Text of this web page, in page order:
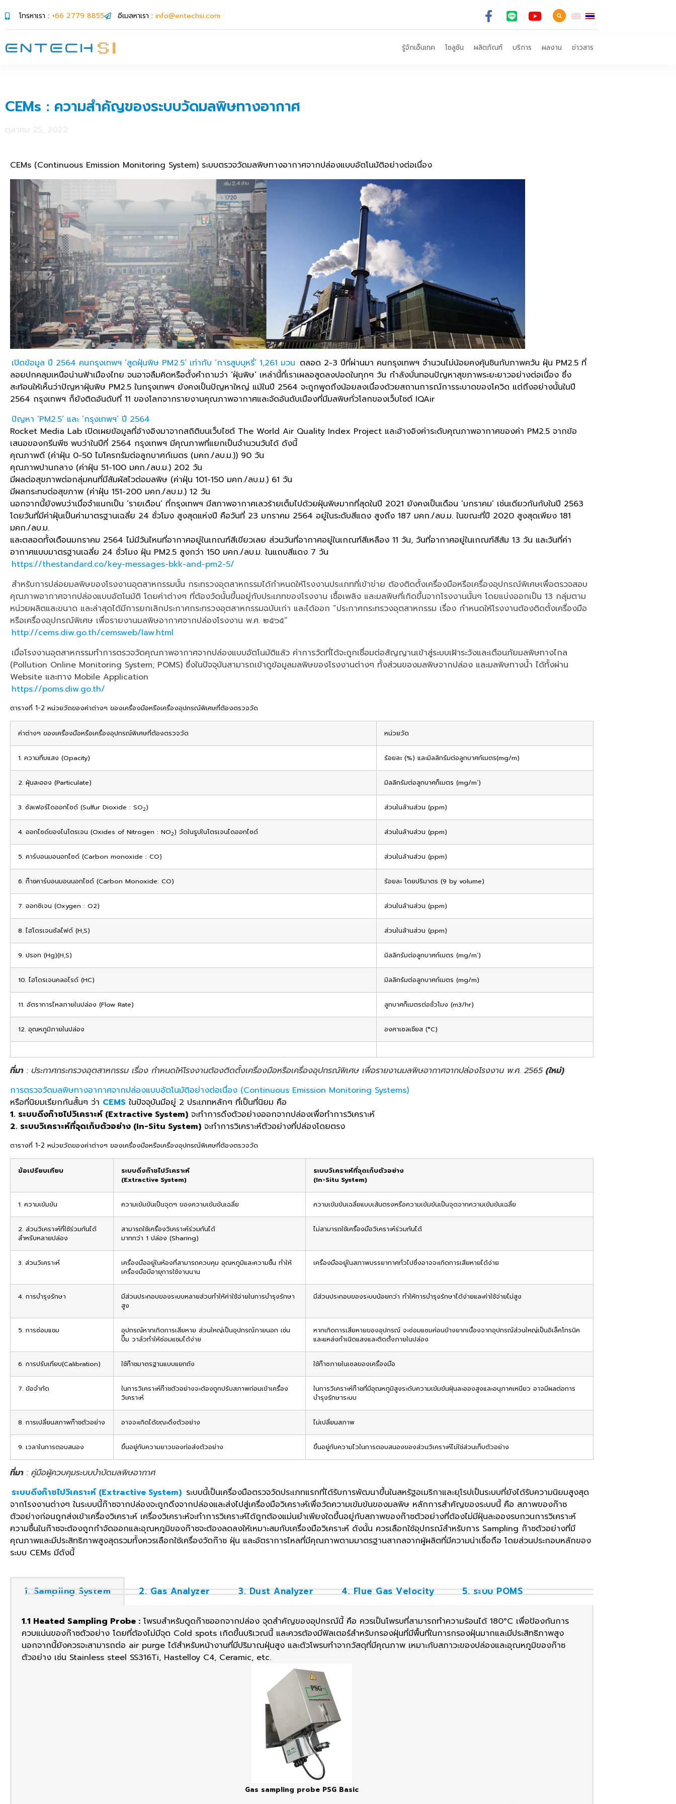
โทรหาเรา : +66 2779 8855 อีเมลหาเรา : info@entechsi.com
รู้จักเอ็นเทค โซลูชัน ผลิตภัณฑ์ บริการ ผลงาน ข่าวสาร
CEMs : ความสำคัญของระบบวัดมลพิษทางอากาศ
ตุลาคม 25, 2022
CEMs (Continuous Emission Monitoring System) ระบบตรวจวัดมลพิษทางอากาศจากปล่องแบบอัตโนมัติอย่างต่อเนื่อง
เปิดข้อมูล ปี 2564 คนกรุงเทพฯ ‘สูดฝุ่นพิษ PM2.5’ เท่ากับ ‘การสูบบุหรี่’ 1,261 มวน ตลอด 2-3 ปีที่ผ่านมา คนกรุงเทพฯ จำนวนไม่น้อยคงคุ้นชินกับภาพควัน ฝุ่น PM2.5 ที่
ลอยปกคลุมเหนือน่านฟ้าเมืองไทย จนอาจลืมคิดหรือตั้งคำถามว่า ‘ฝุ่นพิษ’ เหล่านี้ที่เราเผลอสูดลงปอดในทุกๆ วัน กำลังบั่นทอนปัญหาสุขภาพระยะยาวอย่างต่อเนื่อง ซึ่ง
สะท้อนให้เห็นว่าปัญหาฝุ่นพิษ PM2.5 ในกรุงเทพฯ ยังคงเป็นปัญหาใหญ่ แม้ในปี 2564 จะถูกพูดถึงน้อยลงเนื่องด้วยสถานการณ์การระบาดของโควิด แต่ถึงอย่างนั้นในปี
2564 กรุงเทพฯ ก็ยังติดอันดับที่ 11 ของโลกจากรายงานคุณภาพอากาศและจัดอันดับเมืองที่มีมลพิษทั่วโลกของเว็บไซต์ IQAir
ปัญหา ‘PM2.5’ และ ‘กรุงเทพฯ’ ปี 2564
Rocket Media Lab เปิดเผยข้อมูลที่อ้างอิงมาจากสถิติบนเว็บไซต์ The World Air Quality Index Project และอ้างอิงค่าระดับคุณภาพอากาศของค่า PM2.5 จากข้อ
เสนอของกรีนพีซ พบว่าในปีที่ 2564 กรุงเทพฯ มีคุณภาพที่แยกเป็นจำนวนวันได้ ดังนี้
คุณภาพดี (ค่าฝุ่น 0-50 ไมโครกรัมต่อลูกบาศก์เมตร (มคก./ลบ.ม.)) 90 วัน
คุณภาพปานกลาง (ค่าฝุ่น 51-100 มคก./ลบ.ม.) 202 วัน
มีผลต่อสุขภาพต่อกลุ่มคนที่มีสัมผัสไวต่อมลพิษ (ค่าฝุ่น 101-150 มคก./ลบ.ม.) 61 วัน
มีผลกระทบต่อสุขภาพ (ค่าฝุ่น 151-200 มคก./ลบ.ม.) 12 วัน
นอกจากนี้ยังพบว่าเมื่อจำแนกเป็น ‘รายเดือน’ ที่กรุงเทพฯ มีสภาพอากาศเลวร้ายเต็มไปด้วยฝุ่นพิษมากที่สุดในปี 2021 ยังคงเป็นเดือน ‘มกราคม’ เช่นเดียวกันกับในปี 2563
โดยวันที่มีค่าฝุ่นเป็นค่ามาตรฐานเฉลี่ย 24 ชั่วโมง สูงสุดแห่งปี คือวันที่ 23 มกราคม 2564 อยู่ในระดับสีแดง สูงถึง 187 มคก./ลบ.ม. ในขณะที่ปี 2020 สูงสุดเพียง 181
มคก./ลบ.ม.
และตลอดทั้งเดือนมกราคม 2564 ไม่มีวันไหนที่อากาศอยู่ในเกณฑ์สีเขียวเลย ส่วนวันที่อากาศอยู่ในเกณฑ์สีเหลือง 11 วัน, วันที่อากาศอยู่ในเกณฑ์สีส้ม 13 วัน และวันที่ค่า
อากาศแบบมาตรฐานเฉลี่ย 24 ชั่วโมง ฝุ่น PM2.5 สูงกว่า 150 มคก./ลบ.ม. ในแถบสีแดง 7 วัน
https://thestandard.co/key-messages-bkk-and-pm2-5/
สำหรับการปล่อยมลพิษของโรงงานอุตสาหกรรมนั้น กระทรวงอุตสาหกรรมได้กำหนดให้โรงงานประเภทที่เข้าข่าย ต้องติดตั้งเครื่องมือหรือเครื่องอุปกรณ์พิเศษเพื่อตรวจสอบ
คุณภาพอากาศจากปล่องแบบอัตโนมัติ โดยค่าต่างๆ ที่ต้องวัดนั้นขึ้นอยู่กับประเภทของโรงงาน เชื้อเพลิง และมลพิษที่เกิดขึ้นจากโรงงานนั้นๆ โดยแบ่งออกเป็น 13 กลุ่มตาม
หน่วยผลิตและขนาด และล่าสุดได้มีการยกเลิกประกาศกระทรวงอุตสาหกรรมฉบับเก่า และได้ออก “ประกาศกระทรวงอุตสาหกรรม เรื่อง กำหนดให้โรงงานต้องติดตั้งเครื่องมือ
หรือเครื่องอุปกรณ์พิเศษ เพื่อรายงานมลพิษอากาศจากปล่องโรงงาน พ.ศ. ๒๕๖๕”
http://cems.diw.go.th/cemsweb/law.html
เมื่อโรงงานอุตสาหกรรมทำการตรวจวัดคุณภาพอากาศจากปล่องแบบอัตโนมัติแล้ว ค่าการวัดที่ได้จะถูกเชื่อมต่อสัญญานเข้าสู่ระบบเฝ้าระวังและเตือนภัยมลพิษทางไกล
(Pollution Online Monitoring System; POMS) ซึ่งในปัจจุบันสามารถเข้าดูข้อมูลมลพิษของโรงงานต่างๆ ทั้งส่วนของมลพิษจากปล่อง และมลพิษทางน้ำ ได้ทั้งผ่าน
Website และทาง Mobile Application
https://poms.diw.go.th/
ตารางที่ 1-2 หน่วยวัดของค่าต่างๆ ของเครื่องมือหรือเครื่องอุปกรณ์พิเศษที่ต้องตรวจวัด
ค่าต่างๆ ของเครื่องมือหรือเครื่องอุปกรณ์พิเศษที่ต้องตรวจวัด หน่วยวัด
1. ความทึบแสง (Opacity) ร้อยละ (%) และมิลลิกรัมต่อลูกบาศก์เมตร(mg/m)
2. ฝุ่นละออง (Particulate) มิลลิกรัมต่อลูกบาศก็เมตร (mg/m’)
3. ซัลเฟอร์ไดออกไซด์ (Sulfur Dioxide : SO2) ส่วนในล้านส่วน (ppm)
4. ออกไซด์ของไนโตรเจน (Oxides of Nitrogen : NO2) วัดในรูปในโตรเจนไดออกไซด์ ส่วนในล้านส่วน (ppm)
5. คาร์บอนมอนอกไซด์ (Carbon monoxide : CO) ส่วนในล้านส่วน (ppm)
6. ก๊าชคาร์บอนมอนนอกไซด์ (Carbon Monoxide: CO) ร้อยละ โดยปริมาตร (9 by volume)
7. ออกซิเจน (Oxygen : O2) ส่วนในล้านส่วน (ppm)
8. ไฮโดรเจนซัลไฟด์ (H,S) ส่วนในล้านส่วน (ppm)
9. ปรอท (Hg)(H,S) มิลลิกรัมต่อลูกบาศก์เมตร (mg/m’)
10. ไฮโดรเจนคลอไรด์ (HC) มิลลิกรัมต่อลูกบาศก์เมตร (mg/m)
11. อัตราการไหลภายในปล่อง (Flow Rate) ลูกบาศก็เมตรต่อชั่วโมง (m3/hr)
12. อุณหภูมิภายในปล่อง องศาเซลเชียส (°C)
ที่มา : ประกาศกระทรวงอุตสาหกรรม เรื่อง กำหนดให้โรงงานต้องติดตั้งเครื่องมือหรือเครื่องอุปกรณ์พิเศษ เพื่อรายงานมลพิษอากาศจากปล่องโรงงาน พ.ศ. 2565 (ใหม่)
การตรวจวัดมลพิษทางอากาศจากปล่องแบบอัตโนมัติอย่างต่อเนื่อง (Continuous Emission Monitoring Systems)
หรือที่นิยมเรียกกันสั้นๆ ว่า CEMS ในปัจจุบันมีอยู่ 2 ประเภทหลักๆ ที่เป็นที่นิยม คือ
1. ระบบดึงก๊าซไปวิเคราะห์ (Extractive System) จะทำการดึงตัวอย่างออกจากปล่องเพื่อทำการวิเคราะห์
2. ระบบวิเคราะห์ที่จุดเก็บตัวอย่าง (In-Situ System) จะทำการวิเคราะห์ตัวอย่างที่ปล่องโดยตรง
ตารางที่ 1-2 หน่วยวัดของค่าต่างๆ ของเครื่องมือหรือเครื่องอุปกรณ์พิเศษที่ต้องตรวจวัด
ข้อเปรียบเทียบ
ระบบดึงก๊าชไปวิเคราะห์
(Extractive System)
ระบบวิเคราะห์ที่จุดเก็บตัวอย่าง
(In-Situ System)
1. ความเข้มข้น ความเข้มข้นเป็นจุดๆ ของความเข้มข้นเฉลี่ย ความเข้มข้นเฉลี่ยแบบเส้นตรงหรือความเข้มข้นเป็นจุดจากความเข้มข้นเฉลี่ย
2. ส่วนวิเคราะห์ที่ใช้ร่วมกันได้
สำหรับหลายปล่อง
สามารถใช้เครื่องวิเคราะห์ร่วมกันได้
มากกว่า 1 ปล่อง (Sharing)
ไม่สามารถใช้เครื่องมือวิเคราะห์ร่วมกันได้
3. ส่วนวิเคราะห์
เครื่องมืออยู่ในห้องที่สามารถควบคุม อุณหภูมิและความชื้น ทำให้
เครื่องมือมีอายุการใช้งานนาน
เครื่องมืออยู่ในสภาพบรรยากาศทั่วไปซึ่งอาจจะเกิดการเสียหายได้ง่าย
4. การบำรุงรักษา
มีส่วนประกอบของระบบหลายส่วนทำให้ค่าใช้จ่ายในการบำรุงรักษา
สูง
มีส่วนประกอบของระบบน้อยกว่า ทำให้การบำรุงรักษาได้ง่ายและค่าใช้จ่ายไม่สูง
5. การซ่อมแชม
อุปกรณ์หากเกิดการเสียหาย ส่วนใหญ่เป็นอุปกรณ์ภายนอก เช่น
ปั๊ม วาล์วทำให้ซ่อมแชมได้ง่าย
หากเกิดการเสียหายของอุปกรณ์ จะซ่อมแซมค่อนข้างยากเนื่องจากอุปกรณ์ส่วนใหญ่เป็นอิเล็คโทรนิค
และแหล่งกำเนิดแสงและติดตั้งภายในปล่อง
6. การปรับเทียบ(Calibration) ใช้ก๊าชมาตรฐานแบบแยกถัง ใช้ก๊าซภายในเซลของเครื่องมือ
7. ข้อจำกัด
ในการวิเคราะห์ก๊าชตัวอย่างจะต้องถูกปรับสภาพก่อนเข้าเครื่อง
วิเคราะห์
ในการวิเคราะห์ก๊าชที่มีอุณหภูมิสูงระดับความเข้มข้นฝุ่นละอองสูงและอนุภาคเหนียว อาจมีผลต่อการ
บำรุงรักษาระบบ
8. การเปลี่ยนสภาพก๊าชตัวอย่าง อาจจะเกิดได้ขณะดึงตัวอย่าง ไม่เปลี่ยนสภาพ
9. เวลาในการตอบสนอง ขึ้นอยู่กับความยาวของท่อส่งตัวอย่าง ขึ้นอยู่กับความไวในการตอบสนองของส่วนวิเคราะห์ไม่ใช่ส่วนเก็บตัวอย่าง
ที่มา : คู่มือผู้ควบคุมระบบบำบัดมลพิษอากาศ
ระบบดึงก๊าซไปวิเคราะห์ (Extractive System) ระบบนี้เป็นเครื่องมือตรวจวัดประเภทแรกที่ได้รับการพัฒนาขึ้นในสหรัฐอเมริกาและยุโรปเป็นระบบที่ยังได้รับความนิยมสูงสุด
จากโรงงานต่างๆ ในระบบนี้ก๊าซจากปล่องจะถูกดึงจากปล่องและส่งไปสู่เครื่องมือวิเคราะห์เพื่อวัดความเข้มข้นของมลพิษ หลักการสำคัญของระบบนี้ คือ สภาพของก๊าซ
ตัวอย่างก่อนถูกส่งเข้าเครื่องวิเคราะห์ เครื่องวิเคราะห์จะทำการวิเคราะห์ได้ถูกต้องแม่นยำเพียงใดขึ้นอยู่กับสภาพของก๊าซตัวอย่างที่ต้องไม่มีฝุ่นละอองรบกวนการวิเคราะห์
ความชื้นในก๊าซจะต้องถูกกำจัดออกและอุณหภูมิของก๊าซจะต้องลดลงให้เหมาะสมกับเครื่องมือวิเคราะห์ ดังนั้น ควรเลือกใช้อุปกรณ์สำหรับการ Sampling ก๊าซตัวอย่างที่มี
คุณภาพและมีประสิทธิภาพสูงสุดรวมทั้งควรเลือกใช้เครื่องวัดก๊าซ ฝุ่น และอัตราการไหลที่มีคุณภาพตามมาตรฐานสากลจากผู้ผลิตที่มีความน่าเชื่อถือ โดยส่วนประกอบหลักของ
ระบบ CEMs มีดังนี้
1. Sampling System 2. Gas Analyzer 3. Dust Analyzer 4. Flue Gas Velocity 5. ระบบ POMS
1.1 Heated Sampling Probe : โพรบสำหรับดูดก๊าซออกจากปล่อง จุดสำคัญของอุปกรณ์นี้ คือ ควรเป็นโพรบที่สามารถทำความร้อนได้ 180°C เพื่อป้องกันการ
ควบแน่นของก๊าซตัวอย่าง โดยที่ต้องไม่มีจุด Cold spots เกิดขึ้นบริเวณนี้ และควรต้องมีฟิลเตอร์สำหรับกรองฝุ่นที่มีพื้นที่ในการกรองฝุ่นมากและมีประสิทธิภาพสูง
นอกจากนี้ยังควรจะสามารถต่อ air purge ได้สำหรับหน้างานที่มีปริมาณฝุ่นสูง และตัวโพรบทำจากวัสดุที่มีคุณภาพ เหมาะกับสภาวะของปล่องและอุณหภูมิของก๊าซ
ตัวอย่าง เช่น Stainless steel SS316Ti, Hastelloy C4, Ceramic, etc.
Gas sampling probe PSG Basic